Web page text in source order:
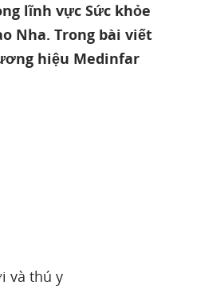
lĩnh vực Sức khỏe
Nha. Trong bài viết
hiệu Medinfar
và thú y